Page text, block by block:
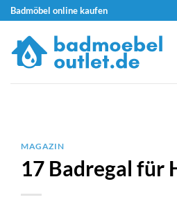
Zum
springen
Badmöbel online kaufen
MAGAZIN
17 Badregal für